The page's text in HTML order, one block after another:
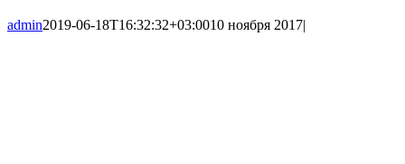
admin2019-06-18T16:32:32+03:0010 ноября 2017|